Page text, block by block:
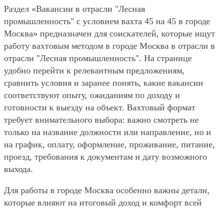
Раздел «Вакансии в отрасли "Лесная
промышленность" с условием вахта 45 на 45 в городе
Москва» предназначен для соискателей, которые ищут
работу вахтовым методом в городе Москва в отрасли в
отрасли "Лесная промышленность". На странице
удобно перейти к релевантным предложениям,
сравнить условия и заранее понять, какие вакансии
соответствуют опыту, ожиданиям по доходу и
готовности к выезду на объект. Вахтовый формат
требует внимательного выбора: важно смотреть не
только на название должности или направление, но и
на график, оплату, оформление, проживание, питание,
проезд, требования к документам и дату возможного
выхода.
Для работы в городе Москва особенно важны детали,
которые влияют на итоговый доход и комфорт всей